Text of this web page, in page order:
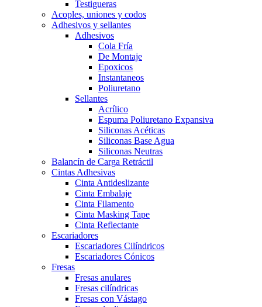
Testigueras
Acoples, uniones y codos
Adhesivos y sellantes
Adhesivos
Cola Fría
De Montaje
Epoxicos
Instantaneos
Poliuretano
Sellantes
Acrílico
Espuma Poliuretano Expansiva
Siliconas Acéticas
Siliconas Base Agua
Siliconas Neutras
Balancín de Carga Retráctil
Cintas Adhesivas
Cinta Antideslizante
Cinta Embalaje
Cinta Filamento
Cinta Masking Tape
Cinta Reflectante
Escariadores
Escariadores Cilíndricos
Escariadores Cónicos
Fresas
Fresas anulares
Fresas cilíndricas
Fresas con Vástago